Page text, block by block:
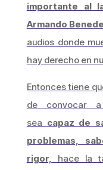
importante al
Armando
audios donde
hay derecho en
Entonces tiene
de convocar
sea capaz de
problemas,
rigor, hace la